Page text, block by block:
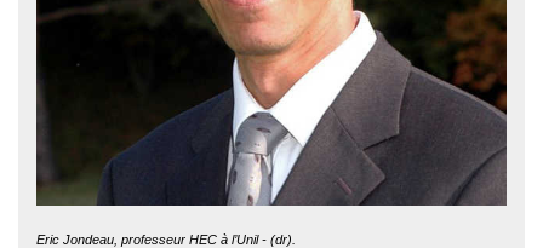
Eric Jondeau, professeur HEC à l’Unil - (dr).